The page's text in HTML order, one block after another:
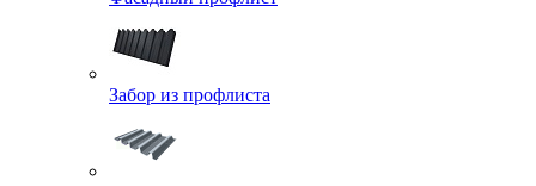
Забор из профлиста